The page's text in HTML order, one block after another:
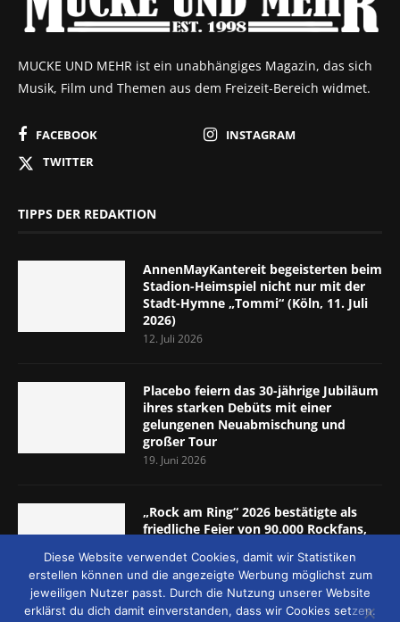
MUCKE UND MEHR ist ein unabhängiges Magazin, das sich
Musik, Film und Themen aus dem Freizeit-Bereich widmet.
FACEBOOK
INSTAGRAM
TWITTER
TIPPS DER REDAKTION
AnnenMayKantereit begeisterten beim
Stadion-Heimspiel nicht nur mit der
Stadt-Hymne „Tommi“ (Köln, 11. Juli
2026)
12. Juli 2026
Placebo feiern das 30-jährige Jubiläum
ihres starken Debüts mit einer
gelungenen Neuabmischung und
großer Tour
19. Juni 2026
„Rock am Ring“ 2026 bestätigte als
friedliche Feier von 90.000 Rockfans,
5.-7. Juni 2026)
8. Juni 2026
Diese Website verwendet Cookies, damit wir Statistiken
erstellen können und die angezeigte Werbung möglichst zum
jeweiligen Nutzer passt. Durch die Nutzung unserer Website
erklärst du dich damit einverstanden, dass wir Cookies setzen.